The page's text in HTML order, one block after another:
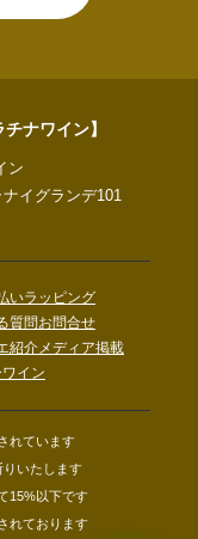
ナワイン】
ン
イグランデ101
いラッピング
質問お問合せ
紹介メディア掲載
イン
れています
いたします
15%以下です
れております